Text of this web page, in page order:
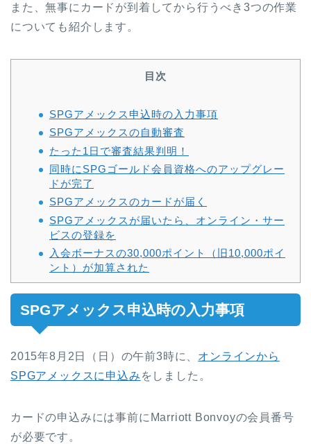
また、無事にカードが到着してから行うべき3つの作業
についても紹介します。
目次
SPGアメックス申込時の入力事項
SPGアメックスの自動審査
たった1日で審査結果判明！
同時にSPGゴールド会員資格へのアップグレー
ドが完了​
SPGアメックスのカードが届く
SPGアメックスが届いたら、オンライン・サー
ビスの登録を
入会ボーナスの30,000ポイント（旧10,000ポイ
ント）が加算された
SPGアメックス申込時の入力事項
2015年8月2日（日）の午前3時に、 オンラインから
SPGアメックスに申込み をしました。
カードの申込みには事前にMarriott Bonvoyの会員番号
が必要です。